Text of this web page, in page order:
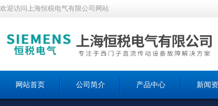
欢迎访问上海恒税电气有限公司网站
网站首页 公司简介 产品中心 新闻